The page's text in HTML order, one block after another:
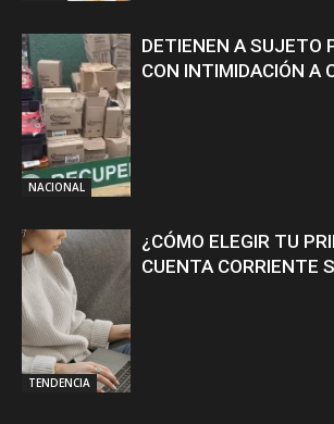
NACIONAL
DETIENEN A SUJETO
CON INTIMIDACIÓN A
TENDENCIA
¿CÓMO ELEGIR TU
CUENTA CORRIENTE